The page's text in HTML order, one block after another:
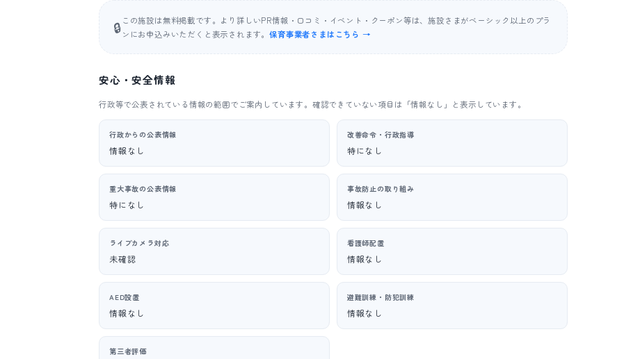
🔒この施設は無料掲載です。より詳しいPR情報・口コミ・イベント・クーポン等は、施設さまがベーシック以上のプラ
ンにお申込みいただくと表示されます。保育事業者さまはこちら →
安心・安全情報
行政等で公表されている情報の範囲でご案内しています。確認できていない項目は「情報なし」と表示しています。
行政からの公表情報
情報なし
改善命令・行政指導
特になし
重大事故の公表情報
特になし
事故防止の取り組み
情報なし
ライブカメラ対応
未確認
看護師配置
情報なし
AED設置
情報なし
避難訓練・防犯訓練
情報なし
第三者評価